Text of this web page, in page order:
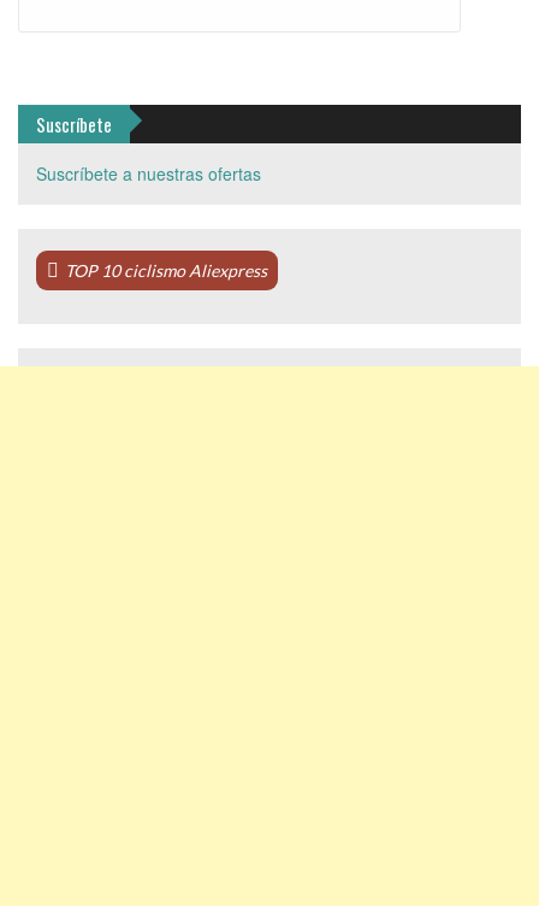
Suscríbete
Suscríbete a nuestras ofertas
TOP 10 ciclismo Aliexpress